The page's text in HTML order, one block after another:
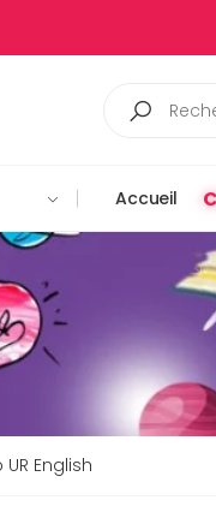
Accueil
UR English